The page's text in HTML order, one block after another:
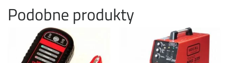
Podobne produkty